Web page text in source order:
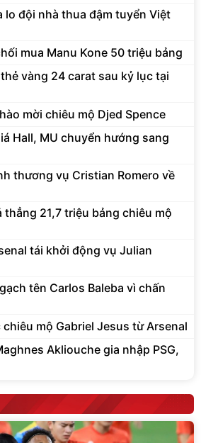
lo đội nhà thua đậm tuyển Việt
mua Manu Kone 50 triệu bảng
vàng 24 carat sau kỷ lục tại
mời chiêu mộ Djed Spence
Hall, MU chuyển hướng sang
thương vụ Cristian Romero về
thẳng 21,7 triệu bảng chiêu mộ
tái khởi động vụ Julian
tên Carlos Baleba vì chấn
mộ Gabriel Jesus từ Arsenal
Akliouche gia nhập PSG,